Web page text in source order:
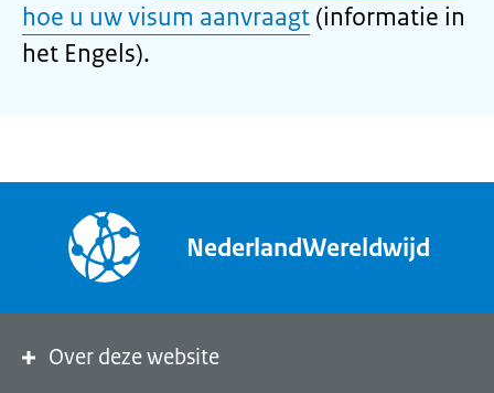
hoe u uw visum aanvraagt (informatie in
het Engels).
NederlandWereldwijd
Over deze website